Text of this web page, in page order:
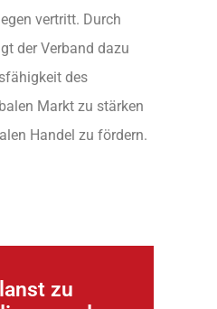
vertritt. Durch
der Verband dazu
des
Markt zu stärken
Handel zu fördern.
zu